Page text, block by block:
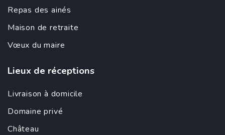
Repas des ainés
Maison de retraite
Vœux du maire
Lieux de réceptions
Livraison à domicile
Domaine privé
Château